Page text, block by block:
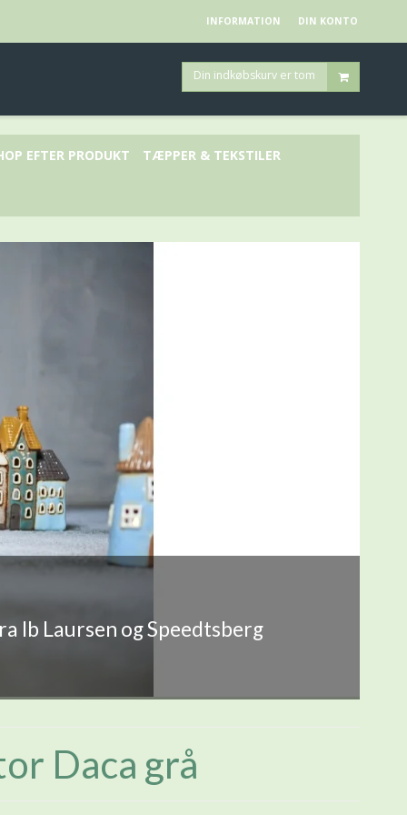
INFORMATION DIN KONTO
Din indkøbskurv er tom
EFTER PRODUKT TÆPPER & TEKSTILER
Ib Laursen og Speedtsberg
Daca grå